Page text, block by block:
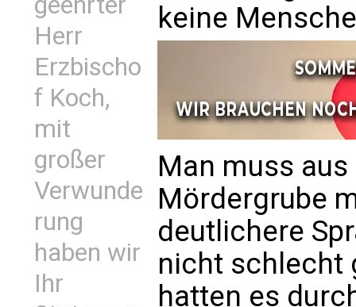
Herr
Erzbischo
f Koch,
mit
großer
Verwunde
rung
haben wir
Ihr
keine
Man muss
Mördergrube
deutlichere
nicht schlecht
hatten es